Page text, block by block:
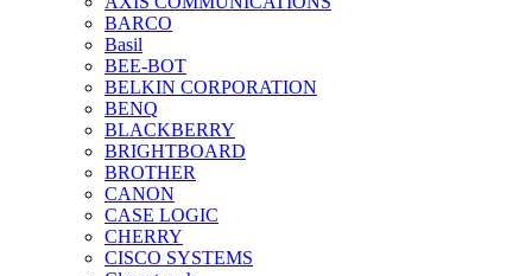
BARCO
Basil
BEE-BOT
BELKIN CORPORATION
BENQ
BLACKBERRY
BRIGHTBOARD
BROTHER
CANON
CASE LOGIC
CHERRY
CISCO SYSTEMS